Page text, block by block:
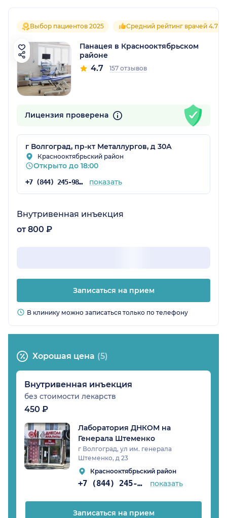
Выбор пациентов 2025 Средний рейтинг врачей 4.7
Панацея в Краснооктябрьском
районе
4.7 157 отзывов
Лицензия проверена
г Волгоград, пр-кт Металлургов, д 30А
Краснооктябрьский район
Открыто до 18:00
+7 (844) 245-98-04 показать
Внутривенная инъекция
от 800 ₽
Записаться на прием
В клинику можно записаться только по телефону
Хорошая цена (5)
Внутривенная инъекция
без стоимости лекарств
450 ₽
Лаборатория ДНКОМ на
Генерала Штеменко
г Волгоград, ул им. генерала
Штеменко, д 23
Краснооктябрьский район
+7 (844) 245-97-61 показать
Записаться на прием